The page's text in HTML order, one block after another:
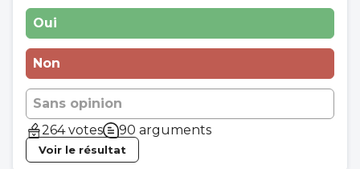
Oui
Non
Sans opinion
264 votes
90 arguments
Voir le résultat